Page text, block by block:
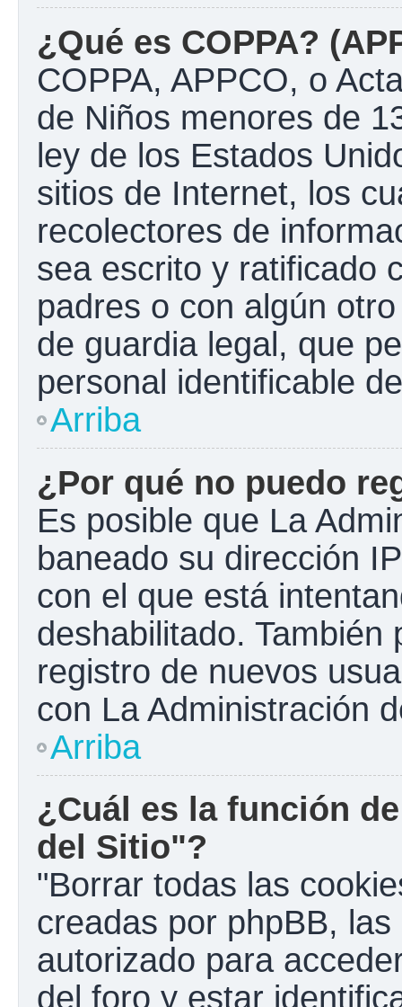
¿Qué es COPPA?
COPPA, APPCO, o
de Niños menores de
ley de los Estados
sitios de Internet, los
recolectores de
sea escrito y ratificado
padres o con algún
de guardia legal, que
personal identificable
Arriba
¿Por qué no puedo
Es posible que La
baneado su dirección
con el que está
deshabilitado.
registro de nuevos
con La Administración
Arriba
¿Cuál es la función
del Sitio"?
"Borrar todas las
creadas por phpBB,
autorizado para
del foro y estar